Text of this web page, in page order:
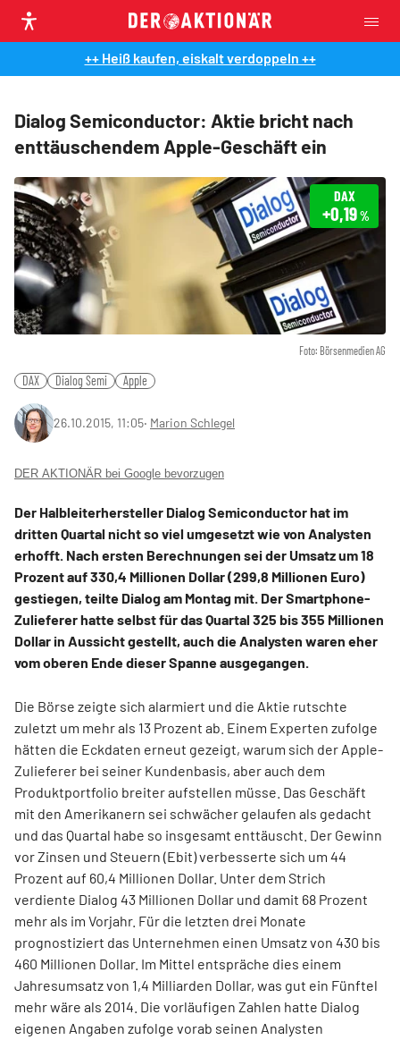
++ Heiß kaufen, eiskalt verdoppeln ++
Dialog Semiconductor: Aktie bricht nach
enttäuschendem Apple-Geschäft ein
Foto: Börsenmedien AG
DAX
+0,19%
DAX Dialog Semi Apple
26.10.2015, 11:05‧ Marion Schlegel
DER AKTIONÄR bei Google bevorzugen
Der Halbleiterhersteller Dialog Semiconductor hat im
dritten Quartal nicht so viel umgesetzt wie von Analysten
erhofft. Nach ersten Berechnungen sei der Umsatz um 18
Prozent auf 330,4 Millionen Dollar (299,8 Millionen Euro)
gestiegen, teilte Dialog am Montag mit. Der Smartphone-
Zulieferer hatte selbst für das Quartal 325 bis 355 Millionen
Dollar in Aussicht gestellt, auch die Analysten waren eher
vom oberen Ende dieser Spanne ausgegangen.
Die Börse zeigte sich alarmiert und die Aktie rutschte
zuletzt um mehr als 13 Prozent ab. Einem Experten zufolge
hätten die Eckdaten erneut gezeigt, warum sich der Apple-
Zulieferer bei seiner Kundenbasis, aber auch dem
Produktportfolio breiter aufstellen müsse. Das Geschäft
mit den Amerikanern sei schwächer gelaufen als gedacht
und das Quartal habe so insgesamt enttäuscht. Der Gewinn
vor Zinsen und Steuern (Ebit) verbesserte sich um 44
Prozent auf 60,4 Millionen Dollar. Unter dem Strich
verdiente Dialog 43 Millionen Dollar und damit 68 Prozent
mehr als im Vorjahr. Für die letzten drei Monate
prognostiziert das Unternehmen einen Umsatz von 430 bis
460 Millionen Dollar. Im Mittel entspräche dies einem
Jahresumsatz von 1,4 Milliarden Dollar, was gut ein Fünftel
mehr wäre als 2014. Die vorläufigen Zahlen hatte Dialog
eigenen Angaben zufolge vorab seinen Analysten